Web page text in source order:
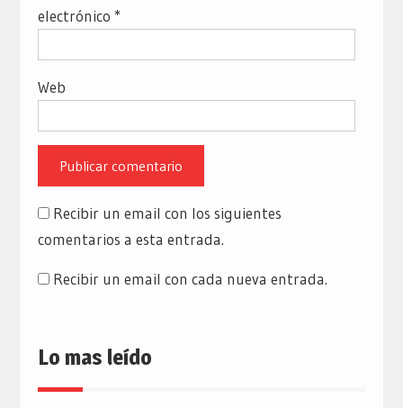
electrónico *
Web
Recibir un email con los siguientes
comentarios a esta entrada.
Recibir un email con cada nueva entrada.
Lo mas leído